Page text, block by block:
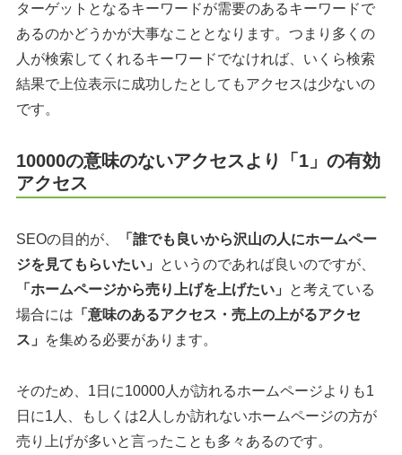
ターゲットとなるキーワードが需要のあるキーワードで
あるのかどうかが大事なこととなります。つまり多くの
人が検索してくれるキーワードでなければ、いくら検索
結果で上位表示に成功したとしてもアクセスは少ないの
です。
10000の意味のないアクセスより「1」の有効
アクセス
SEOの目的が、
「誰でも良いから沢山の人にホームペー
ジを見てもらいたい」
というのであれば良いのですが、
「ホームページから売り上げを上げたい」
と考えている
場合には 「意味のあるアクセス・売上の上がるアクセ
ス」
を集める必要があります。
そのため、1日に10000人が訪れるホームページよりも1
日に1人、もしくは2人しか訪れないホームページの方が
売り上げが多いと言ったことも多々あるのです。